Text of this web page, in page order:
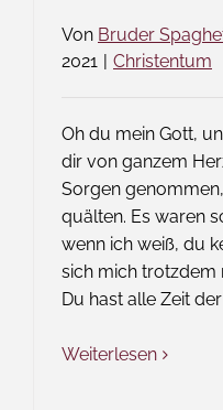
Von Bruder
2021
Christentum
Oh du mein Gott,
dir von ganzem
Sorgen
quälten. Es waren
wenn ich weiß, du
sich mich trotzdem
Du hast alle Zeit
Weiterlesen